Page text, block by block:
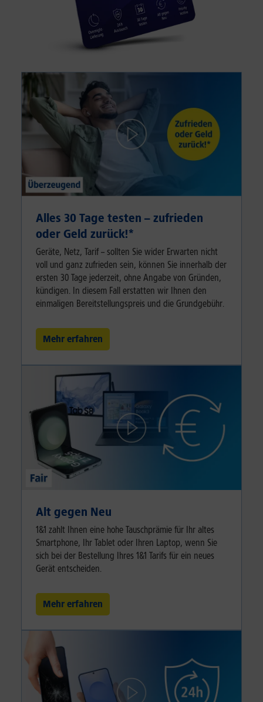
Alles 30 Tage testen – zufrieden
oder Geld zurück!⁠*
Geräte, Netz, Tarif – sollten Sie wider Erwarten nicht
voll und ganz zufrieden sein, können Sie innerhalb der
ersten 30 Tage jederzeit, ohne Angabe von Gründen,
kündigen. In diesem Fall erstatten wir Ihnen den
einmaligen Bereitstellungspreis und die Grundgebühr.
Mehr erfahren
Alt gegen Neu
1&1 zahlt Ihnen eine hohe Tauschprämie für Ihr altes
Smartphone, Ihr Tablet oder Ihren Laptop, wenn Sie
sich bei der Bestellung Ihres 1&1 Tarifs für ein neues
Gerät entscheiden.
Mehr erfahren